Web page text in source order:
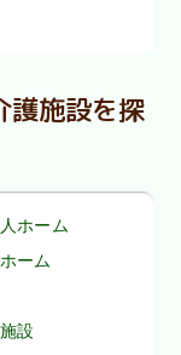
護施設を探
ホーム
ーム
設